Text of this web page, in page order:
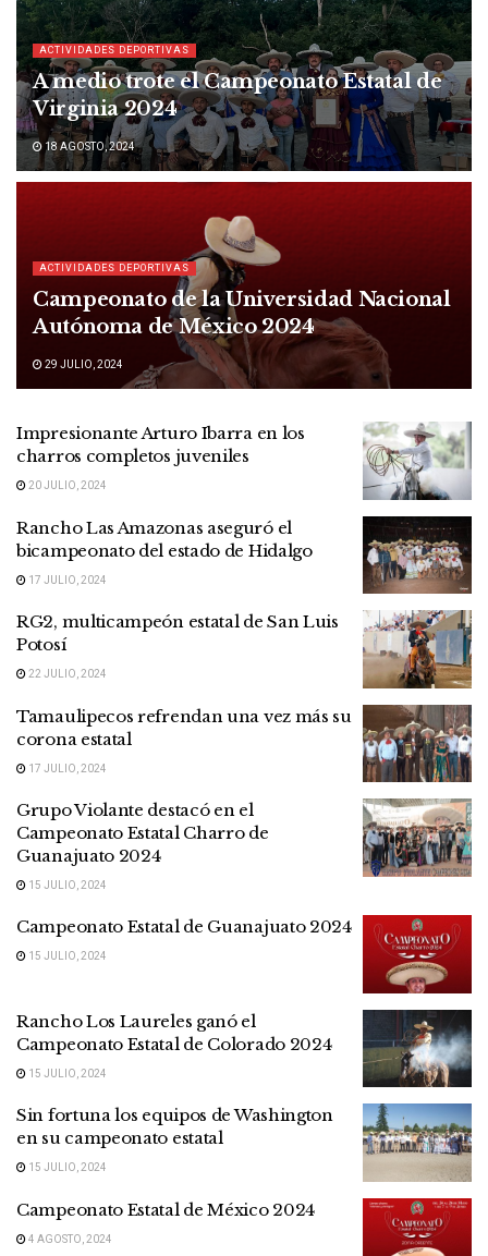
ACTIVIDADES DEPORTIVAS
A medio trote el Campeonato Estatal de
Virginia 2024
18 AGOSTO, 2024
ACTIVIDADES DEPORTIVAS
Campeonato de la Universidad Nacional
Autónoma de México 2024
29 JULIO, 2024
Impresionante Arturo Ibarra en los
charros completos juveniles
20 JULIO, 2024
Rancho Las Amazonas aseguró el
bicampeonato del estado de Hidalgo
17 JULIO, 2024
RG2, multicampeón estatal de San Luis
Potosí
22 JULIO, 2024
Tamaulipecos refrendan una vez más su
corona estatal
17 JULIO, 2024
Grupo Violante destacó en el
Campeonato Estatal Charro de
Guanajuato 2024
15 JULIO, 2024
Campeonato Estatal de Guanajuato 2024
15 JULIO, 2024
Rancho Los Laureles ganó el
Campeonato Estatal de Colorado 2024
15 JULIO, 2024
Sin fortuna los equipos de Washington
en su campeonato estatal
15 JULIO, 2024
Campeonato Estatal de México 2024
4 AGOSTO, 2024